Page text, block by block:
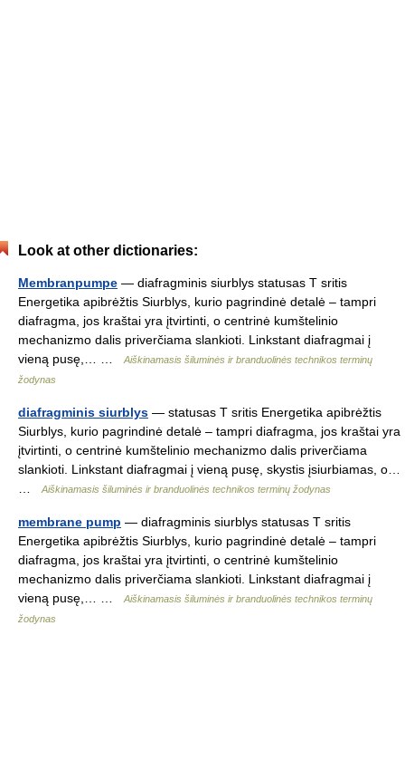
Look at other dictionaries:
Membranpumpe — diafragminis siurblys statusas T sritis
Energetika apibrėžtis Siurblys, kurio pagrindinė detalė – tampri
diafragma, jos kraštai yra įtvirtinti, o centrinė kumštelinio
mechanizmo dalis priverčiama slankioti. Linkstant diafragmai į
vieną pusę,… …
Aiškinamasis šiluminės ir branduolinės technikos terminų
žodynas
diafragminis siurblys — statusas T sritis Energetika apibrėžtis
Siurblys, kurio pagrindinė detalė – tampri diafragma, jos kraštai yra
įtvirtinti, o centrinė kumštelinio mechanizmo dalis priverčiama
slankioti. Linkstant diafragmai į vieną pusę, skystis įsiurbiamas, o…
Aiškinamasis šiluminės ir branduolinės technikos terminų žodynas
membrane pump — diafragminis siurblys statusas T sritis
Energetika apibrėžtis Siurblys, kurio pagrindinė detalė – tampri
diafragma, jos kraštai yra įtvirtinti, o centrinė kumštelinio
mechanizmo dalis priverčiama slankioti. Linkstant diafragmai į
vieną pusę,… …
Aiškinamasis šiluminės ir branduolinės technikos terminų
žodynas